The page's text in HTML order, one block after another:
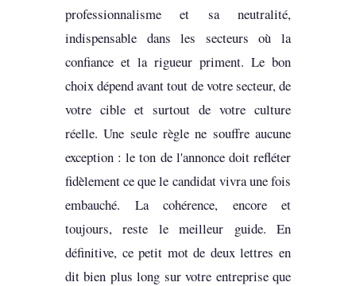
professionnalisme et sa neutralité,
indispensable dans les secteurs où la
confiance et la rigueur priment. Le bon
choix dépend avant tout de votre secteur, de
votre cible et surtout de votre culture
réelle. Une seule règle ne souffre aucune
exception : le ton de l'annonce doit refléter
fidèlement ce que le candidat vivra une fois
embauché. La cohérence, encore et
toujours, reste le meilleur guide. En
définitive, ce petit mot de deux lettres en
dit bien plus long sur votre entreprise que